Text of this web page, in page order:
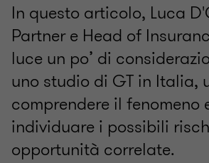
In questo articolo, Luca
Partner e Head of
luce un po’ di
uno studio di GT in Italia,
comprendere il fenomeno
individuare i possibili
opportunità correlate.